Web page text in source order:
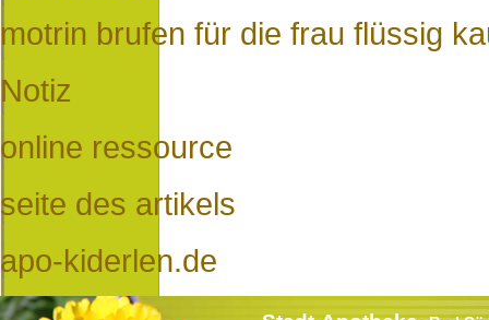
motrin brufen für die frau flüssig
Notiz
online ressource
seite des artikels
apo-kiderlen.de